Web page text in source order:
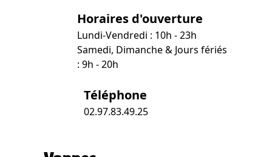
Horaires d'ouverture
Lundi-Vendredi : 10h - 23h
Samedi, Dimanche & Jours fériés
: 9h - 20h
Téléphone
02.97.83.49.25